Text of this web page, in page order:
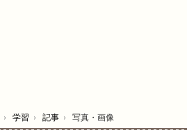
› 学習 › 記事 › 写真・画像